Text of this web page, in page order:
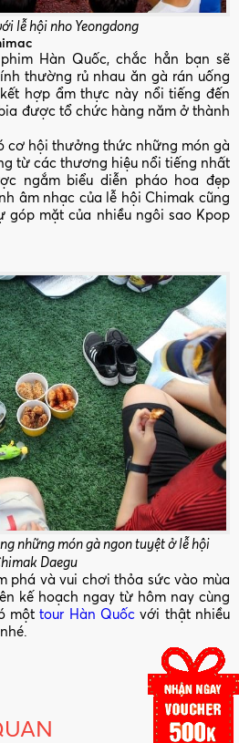
lễ hội nho Yeongdong
Hàn Quốc, chắc hẳn bạn sẽ
thường rủ nhau ăn gà rán uống
hợp ẩm thực này nổi tiếng đến
được tổ chức hàng năm ở thành
cơ hội thưởng thức những món gà
từ các thương hiệu nổi tiếng nhất
ngắm biểu diễn pháo hoa đẹp
âm nhạc của lễ hội Chimak cũng
góp mặt của nhiều ngôi sao Kpop
những món gà ngon tuyệt ở lễ hội
Daegu
phá và vui chơi thỏa sức vào mùa
kế hoạch ngay từ hôm nay cùng
mộttour Hàn Quốc với thật nhiều